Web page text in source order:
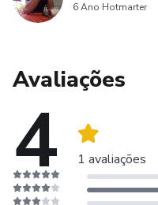
6 Ano Hotmarter
Avaliações
4 1 avaliações